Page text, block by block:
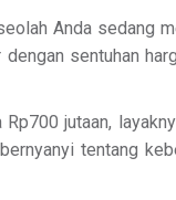
Anda sedang
sentuhan
jutaan,
tentang